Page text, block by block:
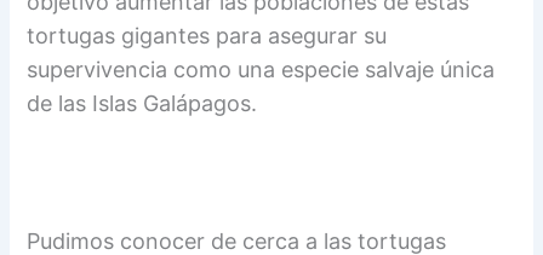
tortugas gigantes para asegurar su
supervivencia como una especie salvaje única
de las Islas Galápagos.
Pudimos conocer de cerca a las tortugas